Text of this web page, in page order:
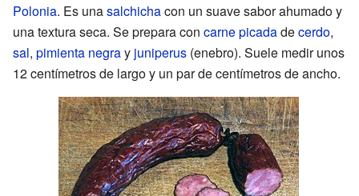
Polonia. Es unasalchichacon un suave sabor ahumado y
una textura seca. Se prepara con carne picadadecerdo,
sal, pimienta negray juniperus (enebro). Suele medir unos
12 centímetros de largo y un par de centímetros de ancho.